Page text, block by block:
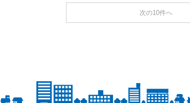
次の10件へ